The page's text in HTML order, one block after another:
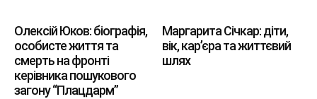
Олексій Юков: біографія,
особисте життя та
смерть на фронті
керівника пошукового
загону “Плацдарм”
Маргарита Січкар: діти,
вік, кар’єра та життєвий
шлях